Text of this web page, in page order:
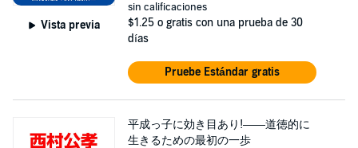
Vista previa
sin calificaciones
$1.25 o gratis con una prueba de 30
días
Pruebe Estándar gratis
平成っ子に効き目あり!――道徳的に
生きるための最初の一歩